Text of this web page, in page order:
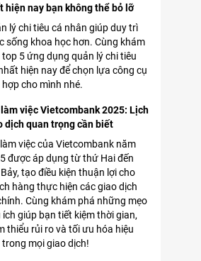
hiện nay bạn không thể bỏ lỡ
lý chi tiêu cá nhân giúp duy trì
sống khoa học hơn. Cùng khám
top 5 ứng dụng quản lý chi tiêu
hiện nay để chọn lựa công cụ
hợp cho mình nhé.
việc Vietcombank 2025: Lịch
dịch quan trọng cần biết
việc của Vietcombank năm
được áp dụng từ thứ Hai đến
tạo điều kiện thuận lợi cho
hàng thực hiện các giao dịch
Cùng khám phá những mẹo
ích giúp bạn tiết kiệm thời gian,
thiểu rủi ro và tối ưu hóa hiệu
trong mọi giao dịch!